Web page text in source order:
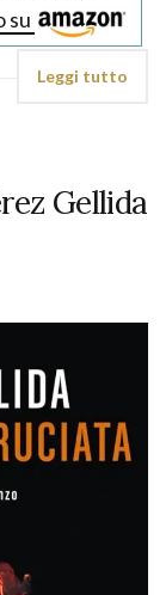
su
Leggi tutto
Gellida